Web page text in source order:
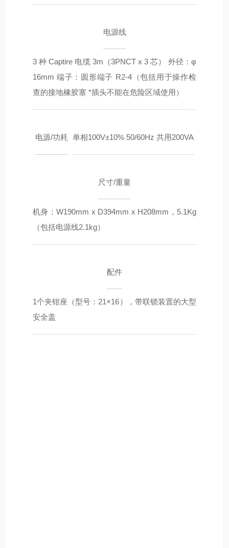
电源线
3 种 Captire 电缆 3m（3PNCT x 3 芯） 外径：φ
16mm 端子：圆形端子 R2-4（包括用于操作检
查的接地橡胶塞 *插头不能在危险区域使用）
电源/功耗 单相100V±10% 50/60Hz 共用200VA
尺寸/重量
机身：W190mm x D394mm x H208mm，5.1Kg
（包括电源线2.1kg）
配件
1个夹钳座（型号：21×16），带联锁装置的大型
安全盖